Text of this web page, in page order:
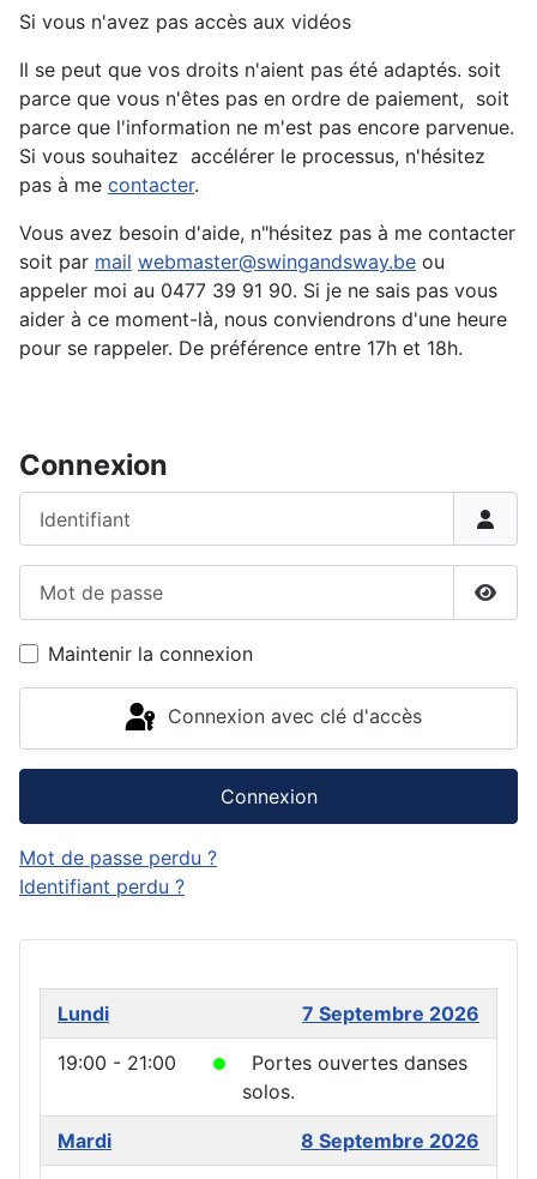
Si vous n'avez pas accès aux vidéos
Il se peut que vos droits n'aient pas été adaptés. soit
parce que vous n'êtes pas en ordre de paiement, soit
parce que l'information ne m'est pas encore parvenue.
Si vous souhaitez accélérer le processus, n'hésitez
pas à me contacter.
Vous avez besoin d'aide, n"hésitez pas à me contacter
soit par mail webmaster@swingandsway.be ou
appeler moi au 0477 39 91 90. Si je ne sais pas vous
aider à ce moment-là, nous conviendrons d'une heure
pour se rappeler. De préférence entre 17h et 18h.
Connexion
Maintenir la connexion
Connexion avec clé d'accès
Connexion
Mot de passe perdu ?
Identifiant perdu ?
Lundi 7 Septembre 2026
19:00 - 21:00
Portes ouvertes danses
solos.
Mardi 8 Septembre 2026